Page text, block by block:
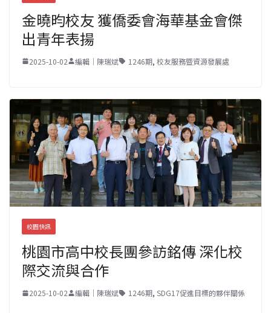
金曉昀校友 獲僑委會海華基金會傑
出青年表揚
2025-10-02 編輯｜陳瑞斌 1246期, 校友服務暨資源發展處
校園快訊
桃園市高中校長團參訪銘傳 深化校
際交流與合作
2025-10-02 編輯｜陳瑞斌 1246期, SDG17促進目標的夥伴關係